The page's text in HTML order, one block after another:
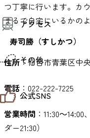
観光案内
お役立ち情報
仙台観光マップ
アクセス
市内の交通情報
お得なチケット
その他
お知らせ
お問い合わせ
観光マップ
せんだい旅日和とは
公式SNS
せんだい旅日和 X
せんだい旅日和
つ丁寧に行います。カ
まるで自宅にいるかの
寿司勝（すしかつ）
住所：仙台市青葉区中
電話 ：022-222-7225
営業時間 ：11:30～
ダー21:30）